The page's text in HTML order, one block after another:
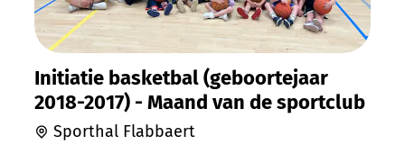
Initiatie basketbal (geboortejaar
2018-2017) - Maand van de sportclub
Sporthal Flabbaert